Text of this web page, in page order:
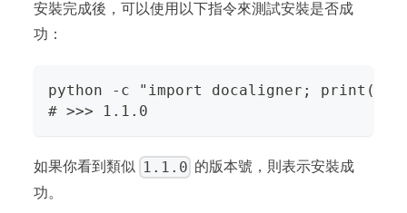
安裝完成後，可以使用以下指令來測試安裝是否成
功：
python -c "import docaligner;
# >>> 1.1.0
如果你看到類似 1.1.0 的版本號，則表示安裝成
功。